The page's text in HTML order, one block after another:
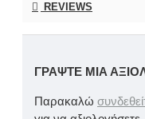
REVIEWS
ΓΡΆΨΤΕ ΜΙΑ
Παρακαλώ